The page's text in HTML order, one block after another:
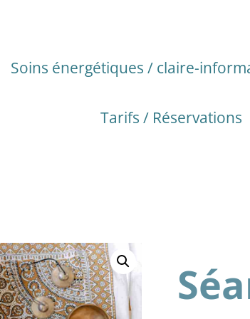
Soins énergétiques / claire-
Tarifs / Réservations